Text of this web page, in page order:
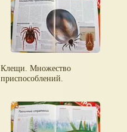
Клещи. Множество
приспособлений.